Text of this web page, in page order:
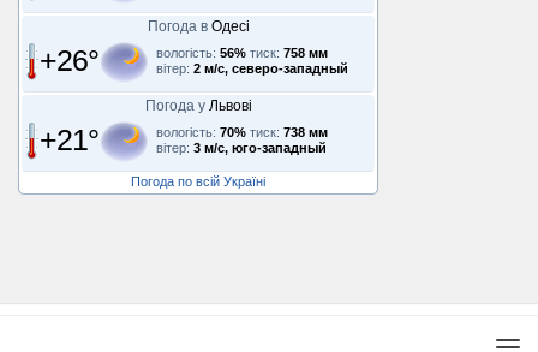
Погода в Одесі
+26° вологість: 56% тиск: 758 мм
вітер: 2 м/с, северо-западный
Погода у Львові
+21° вологість: 70% тиск: 738 мм
вітер: 3 м/с, юго-западный
Погода по всій Україні